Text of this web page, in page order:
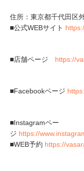
住所：東京都千代田区
■公式WEBサイト
■店舗ページ https://
■Facebookページ
■Instagramペー
ジ https://
■WEB予約 https://